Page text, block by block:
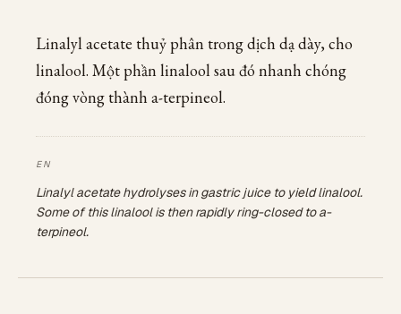
Linalyl acetate thuỷ phân trong dịch dạ dày, cho
linalool. Một phần linalool sau đó nhanh chóng
đóng vòng thành a-terpineol.
Linalyl acetate hydrolyses in gastric juice to yield linalool.
Some of this linalool is then rapidly ring-closed to a-
terpineol.